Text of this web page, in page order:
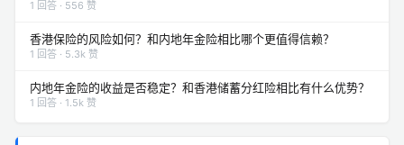
1 回答 · 556 赞
香港保险的风险如何？和内地年金险相比哪个更值得信赖？
1 回答 · 5.3k 赞
内地年金险的收益是否稳定？和香港储蓄分红险相比有什么优势？
1 回答 · 1.5k 赞